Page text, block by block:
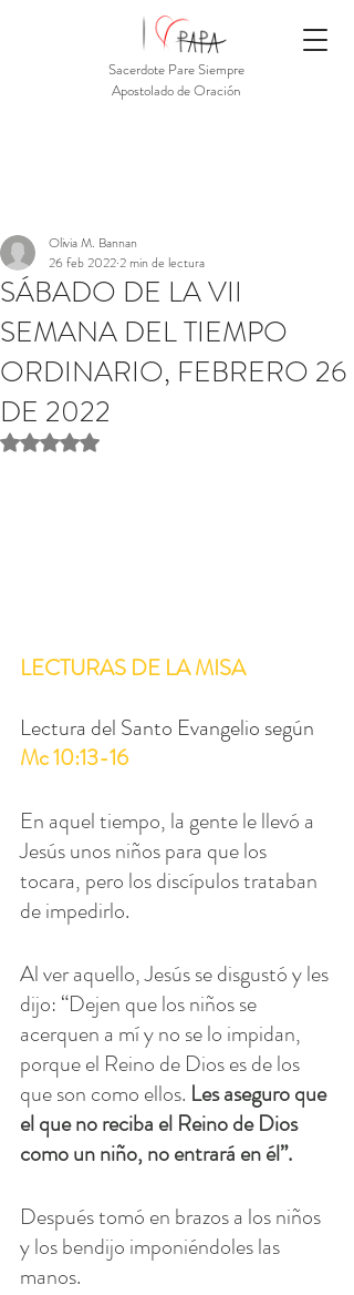
Sacerdote Pare Siempre
Apostolado de Oración
SÁBADO DE LA VII
SEMANA DEL TIEMPO
ORDINARIO, FEBRERO 26
DE 2022
Olivia M. Bannan
26 feb 20222 min de lectura
Obtuvo NaN de 5 estrellas.
LECTURAS DE LA MISA
Lectura del Santo Evangelio según
Mc 10:13-16
En aquel tiempo, la gente le llevó a
Jesús unos niños para que los
tocara, pero los discípulos trataban
de impedirlo.
Al ver aquello, Jesús se disgustó y les
dijo: “Dejen que los niños se
acerquen a mí y no se lo impidan,
porque el Reino de Dios es de los
que son como ellos. Les aseguro que
el que no reciba el Reino de Dios
como un niño, no entrará en él”.
Después tomó en brazos a los niños
y los bendijo imponiéndoles las
manos.